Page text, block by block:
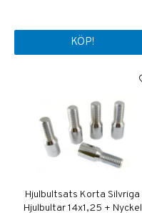
KÖP!
Hjulbultsats Korta Silvriga
Hjulbultar 14x1,25 + Nyckel